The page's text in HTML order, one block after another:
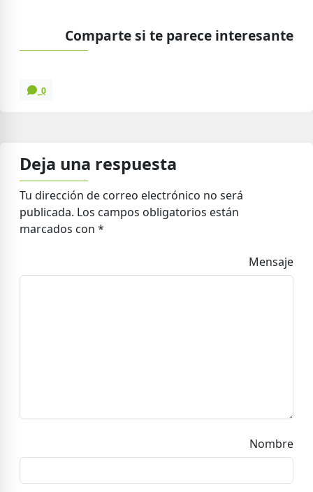
Comparte si te parece interesante
0
Deja una respuesta
Tu dirección de correo electrónico no será
publicada. Los campos obligatorios están
marcados con *
Mensaje
Nombre